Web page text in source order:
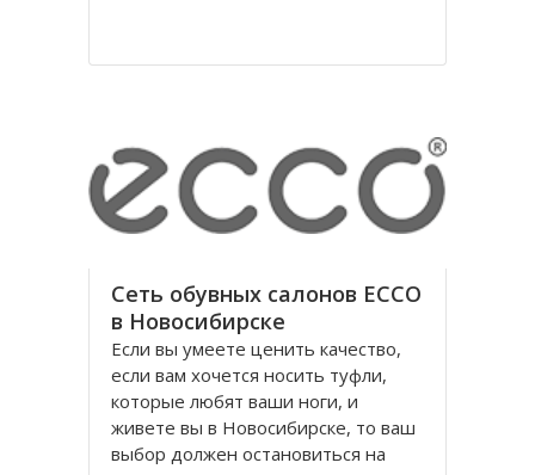
годы правления коммунистической
Площадь Ленина в Томске одна из
Сеть обувных салонов ECCO
в Новосибирске
Если вы умеете ценить качество,
если вам хочется носить туфли,
которые любят ваши ноги, и
живете вы в Новосибирске, то ваш
выбор должен остановиться на